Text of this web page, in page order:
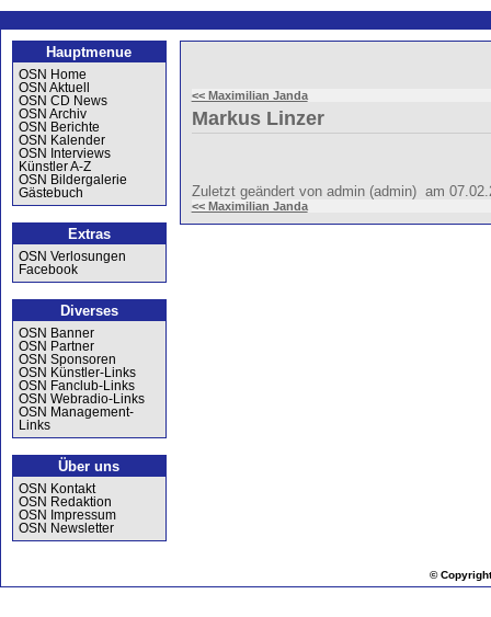
Hauptmenue
OSN Home
OSN Aktuell
OSN CD News
OSN Archiv
OSN Berichte
OSN Kalender
OSN Interviews
Künstler A-Z
OSN Bildergalerie
Gästebuch
Extras
OSN Verlosungen
Facebook
Diverses
OSN Banner
OSN Partner
OSN Sponsoren
OSN Künstler-Links
OSN Fanclub-Links
OSN Webradio-Links
OSN Management-
Links
Über uns
OSN Kontakt
OSN Redaktion
OSN Impressum
OSN Newsletter
<< Maximilian Janda
Markus Linzer
Zuletzt geändert von admin (admin) am
<< Maximilian Janda
©